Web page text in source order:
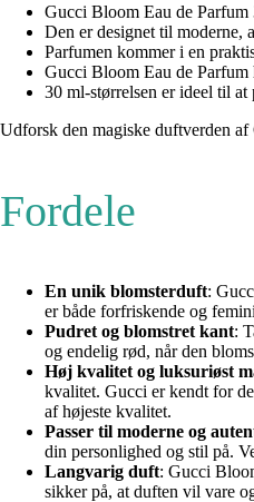
Gucci Bloom Eau de Parfum
Den er designet til moderne,
Parfumen kommer i en
Gucci Bloom Eau de Parfum
30 ml-størrelsen er ideel til
Udforsk den magiske duftverden
Fordele
En unik blomsterduft:
er både forfriskende og
Pudret og blomstret kant:
og endelig rød, når den
Høj kvalitet og luksuriøst
kvalitet. Gucci er kendt for
af højeste kvalitet.
Passer til moderne og
din personlighed og stil på.
Langvarig duft: Gucci
sikker på, at duften vil vare